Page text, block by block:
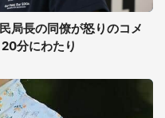
局長の同僚が怒りのコメ
分にわたり